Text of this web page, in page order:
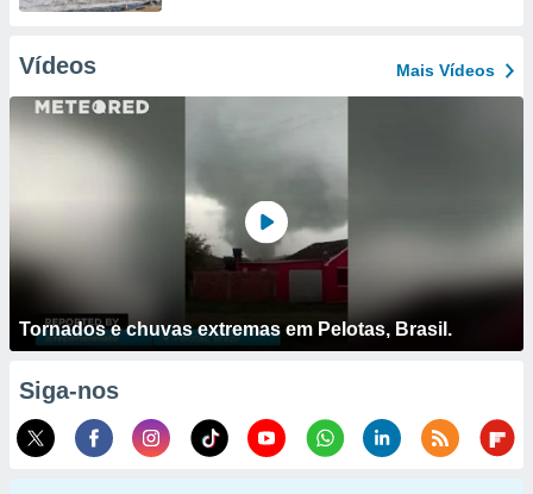
Vídeos Mais Vídeos
Tornados e chuvas extremas em Pelotas, Brasil.
Siga-nos